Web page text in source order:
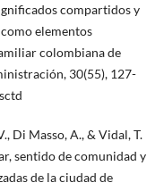
compartidos y
elementos
colombiana de
30(55), 127-
Di Masso, A., & Vidal, T.
sentido de comunidad y
de la ciudad de